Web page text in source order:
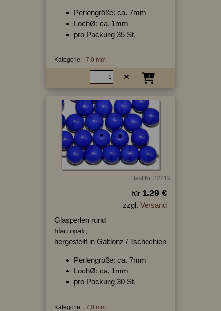
Perlengröße: ca. 7mm
LochØ: ca. 1mm
pro Packung 35 St.
Kategorie: 7,0 mm
Best.Nr.:22219
für 1.29 €
zzgl. Versand
Glasperlen rund
blau opak,
hergestellt in Gablonz / Tschechien
Perlengröße: ca. 7mm
LochØ: ca. 1mm
pro Packung 30 St.
Kategorie: 7,0 mm